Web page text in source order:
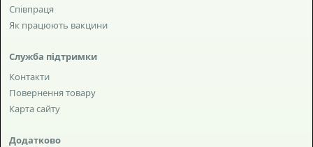
Співпраця
Як працюють вакцини
Служба підтримки
Контакти
Повернення товару
Карта сайту
Додатково